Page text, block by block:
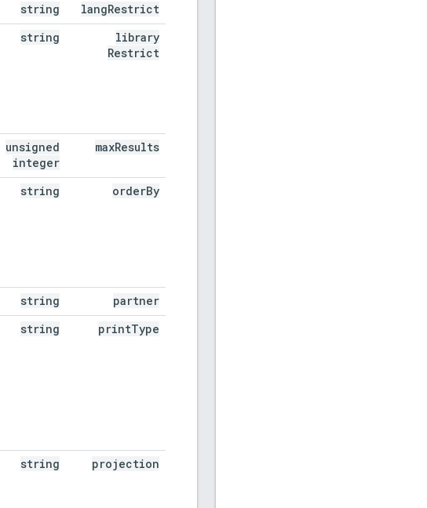
langRestrict
string
library
Restrict
string
maxResults
unsigned
integer
orderBy
string
partner
string
printType
string
projection
string